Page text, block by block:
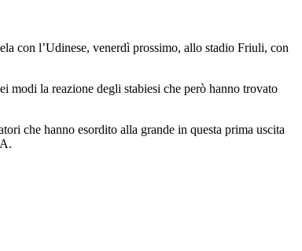
con l’Udinese, venerdì prossimo, allo stadio Friuli, con
modi la reazione degli stabiesi che però hanno trovato
che hanno esordito alla grande in questa prima uscita